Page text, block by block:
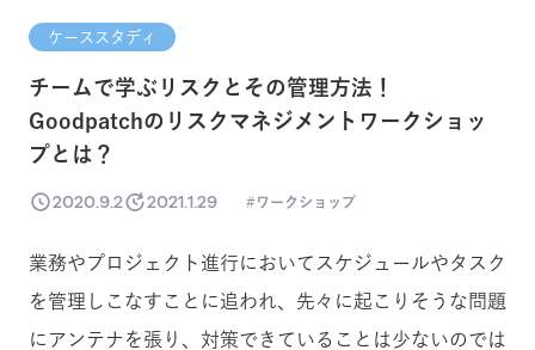
ケーススタディ
チームで学ぶリスクとその管理方法！
Goodpatchのリスクマネジメントワークショッ
プとは？
2020.9.2 2021.1.29 ワークショップ
業務やプロジェクト進行においてスケジュールやタスク
を管理しこなすことに追われ、先々に起こりそうな問題
にアンテナを張り、対策できていることは少ないのでは